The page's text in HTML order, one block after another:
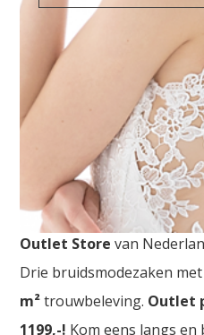
Bruidswinkels Venlo
Bruidswinkels Venlo. De
Outlet Store van
Drie bruidsmodezaken
m²trouwbeleving. Outlet
1199,-! Kom eens langs